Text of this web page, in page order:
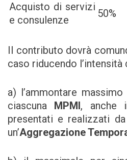
Acquisto di servizi
e consulenze
50%
Il contributo dovrà
caso riducendo l’intensità
a) l’ammontare
ciascuna MPMI, anche
presentati e realizzati
un’Aggregazione